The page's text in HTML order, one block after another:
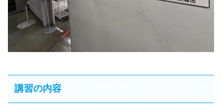
講習の内容